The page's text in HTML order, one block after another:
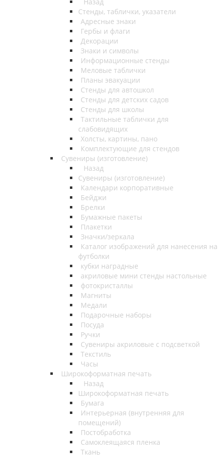
Стенды, таблички, указатели
Адресные знаки
Гербы и флаги
Декорации
Знаки и символы
Информационные стенды
Меловые таблички
Планы эвакуации
Стенды для автошкол
Стенды для детских садов
Стенды для школы
Тактильные таблички для
слабовидящих
Холсты, картины, пано
Комплектующие для стендов
Сувениры (изготовление)
Назад
Сувениры (изготовление)
Календари корпоративные
Бейджи
Брелки
Бумажные пакеты
Плакетки
Значки/зеркала
Каталог изображений для нанесения на
футболки
кубки наградные
акриловые мини стенды настольные
фотокристаллы
Магниты
Медали
Подарочные наборы
Посуда
Ручки
Сувениры акриловые с подсветкой
Текстиль
Часы
Широкоформатная печать
Назад
Широкоформатная печать
Бумага
Интерьерная (внутренняя для
помещений)
Постобработка
Самоклеящаяся пленка
Ткань